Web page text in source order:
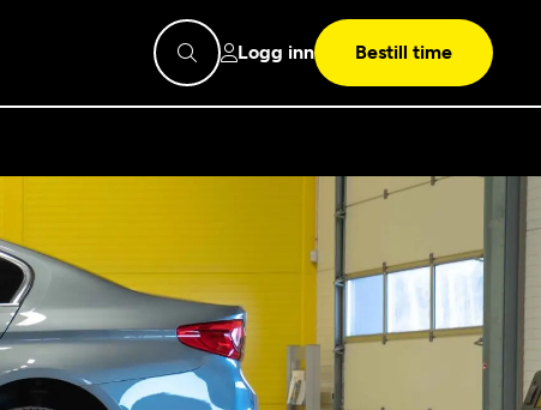
Mekonomen
Bilkonto
Les mer
Logg inn Bestill time
Søk